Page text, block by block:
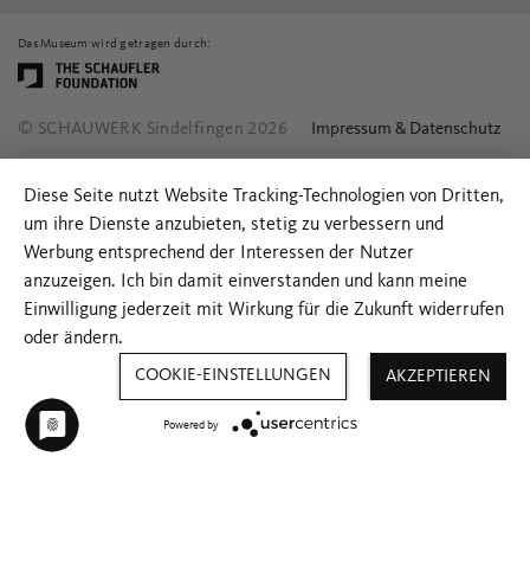
Das Museum wird getragen durch:
© SCHAUWERK Sindelfingen 2026 Impressum & Datenschutz
Diese Seite nutzt Website Tracking-Technologien von Dritten,
um ihre Dienste anzubieten, stetig zu verbessern und
Werbung entsprechend der Interessen der Nutzer
anzuzeigen. Ich bin damit einverstanden und kann meine
Einwilligung jederzeit mit Wirkung für die Zukunft widerrufen
oder ändern.
AKZEPTIEREN
COOKIE-EINSTELLUNGEN
Powered by